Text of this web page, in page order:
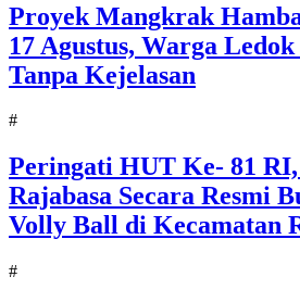
‎Proyek Mangkrak
17 Agustus, Warga
Tanpa Kejelasan
#
Peringati HUT Ke- 81
Rajabasa Secara Resmi
Volly Ball di Kecamatan
#